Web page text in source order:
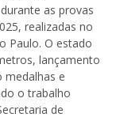
as provas
realizadas no
Paulo. O estado
lançamento
medalhas e
o trabalho
de